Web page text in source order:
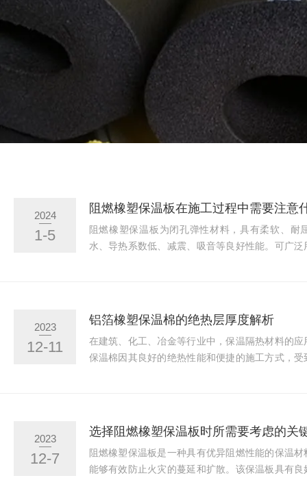
2024
1-5
阻燃橡塑保温板在施工过程中需要注意
阻燃橡塑保温板为闭孔弹性材料，具有柔软、耐
水、导热系数低、减震、吸音等良好性能。可广
作：在施工前，清理待保温表面，确保其平整、
整的表面，可进行修补和处理。2.测量和切割：使
2023
12-11
铝箔橡塑保温棉的绝热层厚度解析
在建筑、化工、冶金等行业中，保温隔热材料的
保温棉因其良好的绝热性能和便捷的施工方式，
棉来说，其绝热层厚度的选择主要取决于以下几
是影响保温隔热效果的重要因素。一般来说，环境
2023
12-7
选择阻燃橡塑保温板时所需要考虑的关
阻燃橡塑保温板是一种具有优异阻燃性能的保温
能够有效防止火灾的蔓延和扩散。该保温板具有